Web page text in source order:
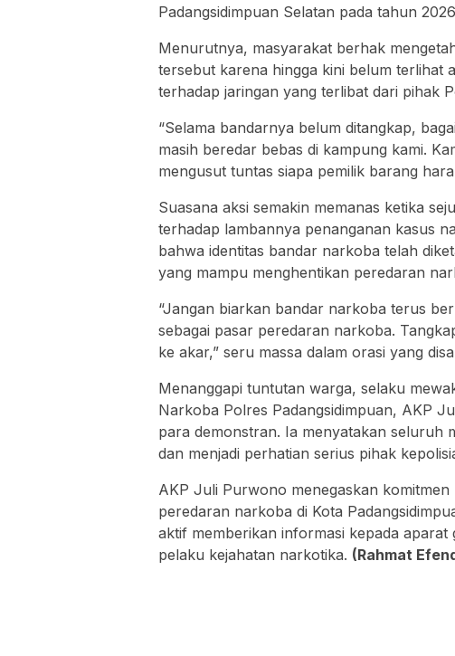
Padangsidimpuan Selatan pada tahun
Menurutnya, masyarakat berhak
tersebut karena hingga kini belum terlihat
terhadap jaringan yang terlibat dari pihak
“Selama bandarnya belum ditangkap,
masih beredar bebas di kampung kami.
mengusut tuntas siapa pemilik barang
Suasana aksi semakin memanas ketika
terhadap lambannya penanganan kasus
bahwa identitas bandar narkoba telah
yang mampu menghentikan peredaran
“Jangan biarkan bandar narkoba terus
sebagai pasar peredaran narkoba.
ke akar,” seru massa dalam orasi yang
Menanggapi tuntutan warga, selaku
Narkoba Polres Padangsidimpuan, AKP
para demonstran. Ia menyatakan seluruh
dan menjadi perhatian serius pihak
AKP Juli Purwono menegaskan
peredaran narkoba di Kota
aktif memberikan informasi kepada
pelaku kejahatan narkotika. (Rahmat